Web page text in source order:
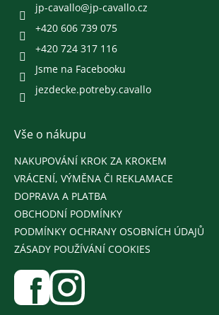
jp-cavallo@jp-cavallo.cz
+420 606 739 075
+420 724 317 116
Jsme na Facebooku
jezdecke.potreby.cavallo
Vše o nákupu
NAKUPOVÁNÍ KROK ZA KROKEM
VRÁCENÍ, VÝMĚNA ČI REKLAMACE
DOPRAVA A PLATBA
OBCHODNÍ PODMÍNKY
PODMÍNKY OCHRANY OSOBNÍCH ÚDAJŮ
ZÁSADY POUŽÍVÁNÍ COOKIES